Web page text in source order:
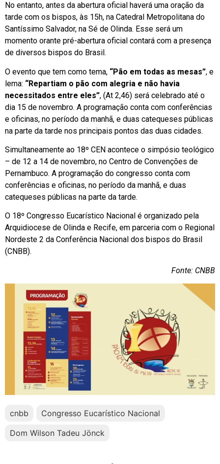
No entanto, antes da abertura oficial haverá uma oração da
tarde com os bispos, às 15h, na Catedral Metropolitana do
Santíssimo Salvador, na Sé de Olinda. Esse será um
momento orante pré-abertura oficial contará com a presença
de diversos bispos do Brasil.
O evento que tem como tema, “Pão em todas as mesas”, e
lema: “Repartiam o pão com alegria e não havia
necessitados entre eles”, (At 2,46) será celebrado até o
dia 15 de novembro. A programação conta com conferências
e oficinas, no período da manhã, e duas catequeses públicas
na parte da tarde nos principais pontos das duas cidades.
Simultaneamente ao 18º CEN acontece o simpósio teológico
– de 12 a 14 de novembro, no Centro de Convenções de
Pernambuco. A programação do congresso conta com
conferências e oficinas, no período da manhã, e duas
catequeses públicas na parte da tarde.
O 18º Congresso Eucarístico Nacional é organizado pela
Arquidiocese de Olinda e Recife, em parceria com o Regional
Nordeste 2 da Conferência Nacional dos bispos do Brasil
(CNBB).
Fonte: CNBB
cnbb
Congresso Eucarístico Nacional
Dom Wilson Tadeu Jönck